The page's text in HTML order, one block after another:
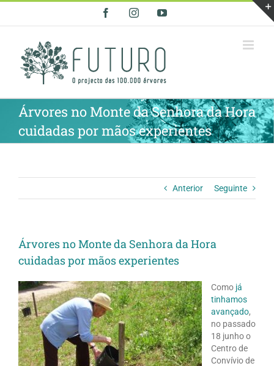
FacebookInstagramYouTube
Árvores no Monte da Senhora da Hora
cuidadas por mãos experientes
Anterior Seguinte
Árvores no Monte da Senhora da Hora
cuidadas por mãos experientes
Como já
tinhamos
avançado,
no passado
18 junho o
Centro de
Convívio de